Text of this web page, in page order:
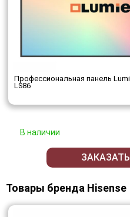
Профессиональная панель
LS86
В наличии
ЗАКАЗАТЬ
Товары бренда Hisense